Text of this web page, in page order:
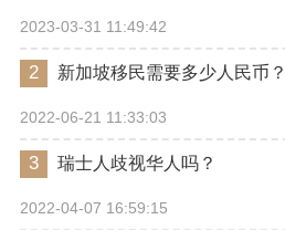
2023-03-31 11:49:42
2
2022-06-21 11:33:03
3 瑞士人歧视华人吗？
2022-04-07 16:59:15